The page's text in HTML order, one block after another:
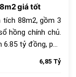
giá tốt
tích 88m2, gồm 3
hồng chính chủ.
tỷ đồng, phù
6,85 Tỷ